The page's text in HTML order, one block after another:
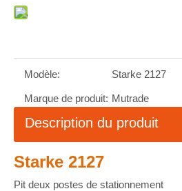
Modèle: Starke 2127
Marque de produit: Mutrade
Description du produit
Starke 2127
Pit deux postes de stationnement